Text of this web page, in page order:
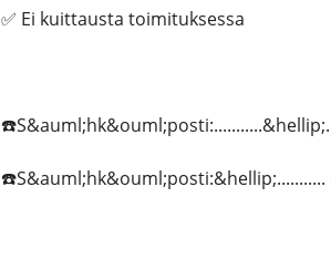
✅ Ei kuittausta toimituksessa
☎️S&auml;hk&ouml;posti:&hellip;...........